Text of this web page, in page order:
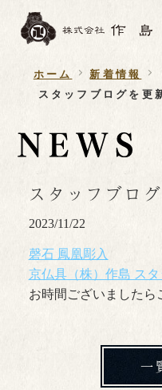
ホーム
新着情報
スタッフブログを更
スタッフブロ
2023/11/22
磬石 鳳凰彫入
京仏具（株）作島 ス
お時間ございましたら
一